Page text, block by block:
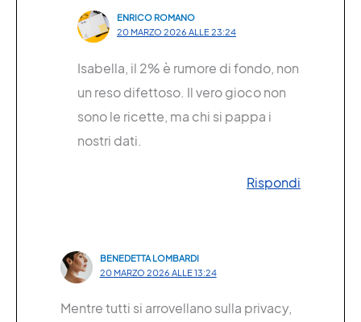
ENRICO ROMANO
20 MARZO 2026 ALLE 23:24
Isabella, il 2% è rumore di fondo, non
un reso difettoso. Il vero gioco non
sono le ricette, ma chi si pappa i
nostri dati.
Rispondi
BENEDETTA LOMBARDI
20 MARZO 2026 ALLE 13:24
Mentre tutti si arrovellano sulla privacy,